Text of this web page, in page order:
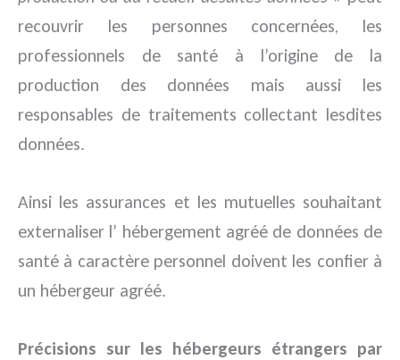
recouvrir les personnes concernées, les
professionnels de santé à l’origine de la
production des données mais aussi les
responsables de traitements collectant lesdites
données.
Ainsi les assurances et les mutuelles souhaitant
externaliser l’ hébergement agréé de données de
santé à caractère personnel doivent les confier à
un hébergeur agréé.
Précisions sur les hébergeurs étrangers par